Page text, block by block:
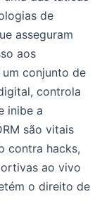
de
asseguram
aos
conjunto de
controla
inibe a
são vitais
contra hacks,
ao vivo
o direito de